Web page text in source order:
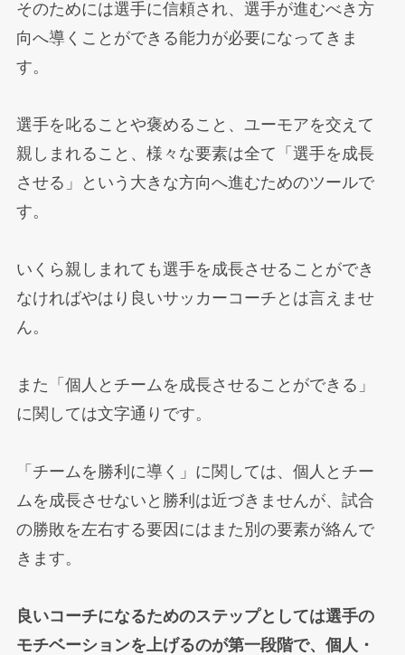
そのためには選手に信頼され、選手が進むべき方
向へ導くことができる能力が必要になってきま
す。
選手を叱ることや褒めること、ユーモアを交えて
親しまれること、様々な要素は全て「選手を成長
させる」という大きな方向へ進むためのツールで
す。
いくら親しまれても選手を成長させることができ
なければやはり良いサッカーコーチとは言えませ
ん。
また「個人とチームを成長させることができる」
に関しては文字通りです。
「チームを勝利に導く」に関しては、個人とチー
ムを成長させないと勝利は近づきませんが、試合
の勝敗を左右する要因にはまた別の要素が絡んで
きます。
良いコーチになるためのステップとしては選手の
モチベーションを上げるのが第一段階で、個人・